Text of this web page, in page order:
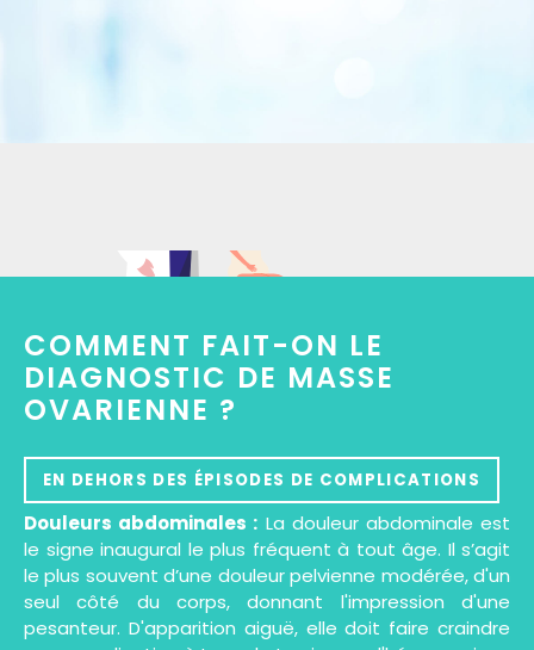
COMMENT FAIT-ON LE
DIAGNOSTIC DE MASSE
OVARIENNE ?
EN DEHORS DES ÉPISODES DE COMPLICATIONS
Douleurs abdominales : La douleur abdominale est
le signe inaugural le plus fréquent à tout âge. Il s’agit
le plus souvent d’une douleur pelvienne modérée, d'un
seul côté du corps, donnant l'impression d'une
pesanteur. D'apparition aiguë, elle doit faire craindre